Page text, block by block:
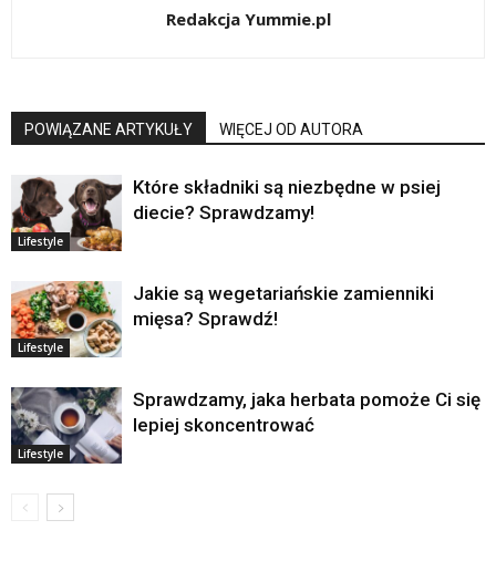
Redakcja Yummie.pl
POWIĄZANE ARTYKUŁY WIĘCEJ OD AUTORA
Lifestyle
Które składniki są niezbędne w psiej
diecie? Sprawdzamy!
Lifestyle
Jakie są wegetariańskie zamienniki
mięsa? Sprawdź!
Lifestyle
Sprawdzamy, jaka herbata pomoże Ci się
lepiej skoncentrować